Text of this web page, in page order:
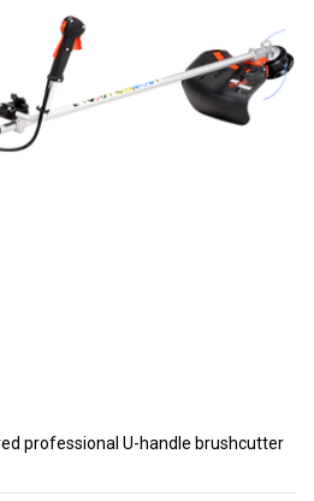
professional U-handle brushcutter